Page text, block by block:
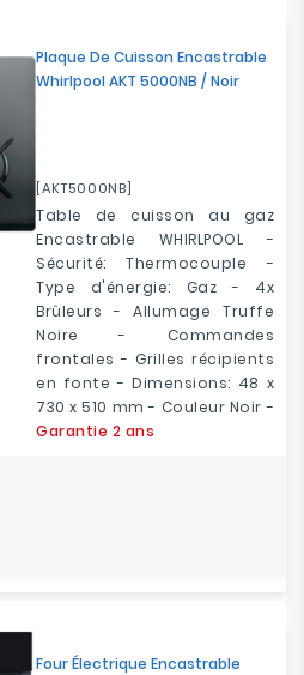
Plaque De Cuisson Encastrable
Whirlpool AKT 5000NB / Noir
[AKT5000NB]
Table de cuisson au gaz
Encastrable WHIRLPOOL -
Sécurité: Thermocouple -
Type d'énergie: Gaz - 4x
Brûleurs - Allumage Truffe
Noire - Commandes
frontales - Grilles récipients
en fonte - Dimensions: 48 x
730 x 510 mm - Couleur Noir -
Garantie 2 ans
Four Électrique Encastrable